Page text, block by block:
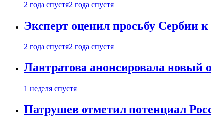
2 года спустя2 года спустя
Эксперт оценил просьбу Сербии
2 года спустя2 года спустя
Лантратова анонсировала
1 неделя спустя
Патрушев отметил потенциал